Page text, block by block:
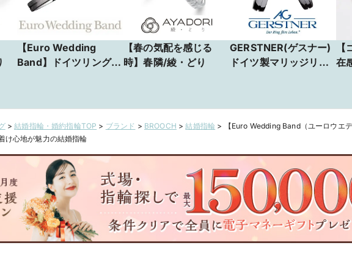
【Euro Wedding
Band】ドイツリングが
【春の気配を感じる
時】春隣/綾・どり
GERSTNER(ゲスナー)
ドイツ製マリッジリン
店・名古屋栄店】
在
>結婚指輪・婚約指輪TOP > ブランド > BROOCH >結婚指輪 >
【Euro Wedding Band（ユーロウエ
け心地が魅力の結婚指輪